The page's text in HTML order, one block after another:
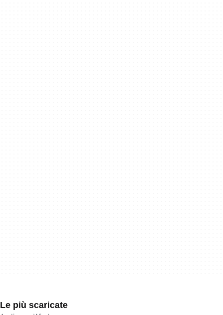
Le più scaricate